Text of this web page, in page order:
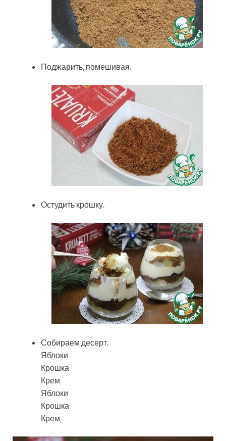
Поджарить, помешивая.
Остудить крошку.
Собираем десерт.
Яблоки
Крошка
Крем
Яблоки
Крошка
Крем